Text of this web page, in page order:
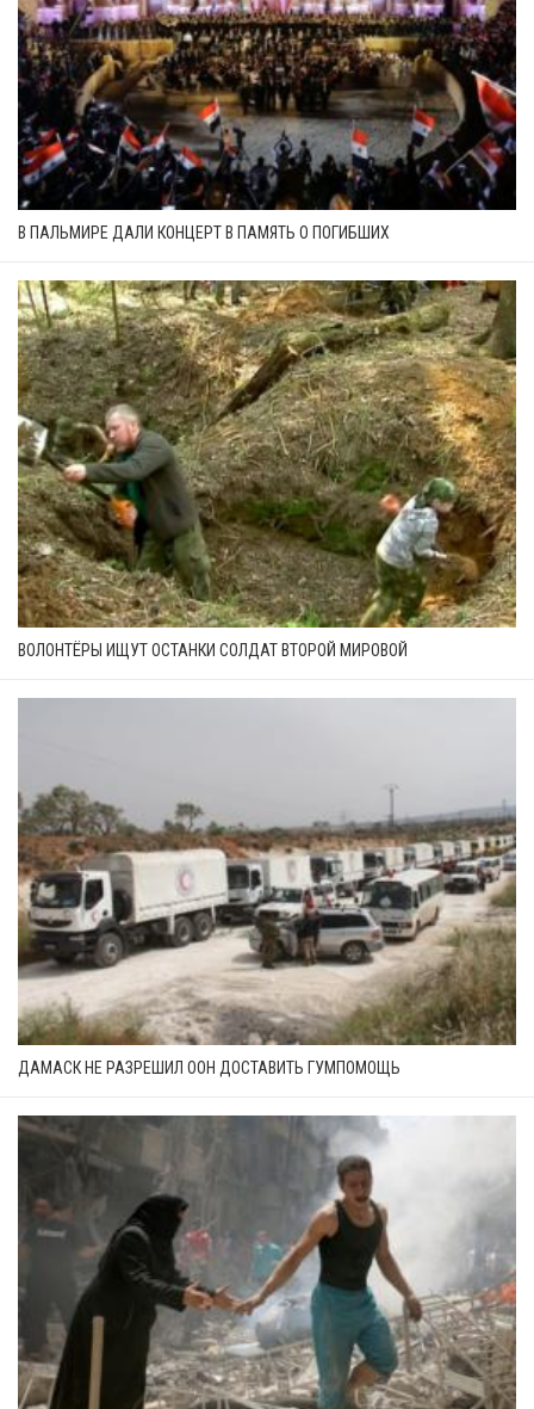
В ПАЛЬМИРЕ ДАЛИ КОНЦЕРТ В ПАМЯТЬ О ПОГИБШИХ
ВОЛОНТЁРЫ ИЩУТ ОСТАНКИ СОЛДАТ ВТОРОЙ МИРОВОЙ
ДАМАСК НЕ РАЗРЕШИЛ ООН ДОСТАВИТЬ ГУМПОМОЩЬ